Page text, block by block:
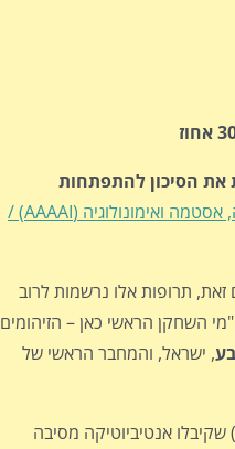
את הסיכון להתפתחות
במפגש השנתי של האקדמיה האמריקאית לאלרגיה, אסטמה ואימונולוגיה (AAAAI) /
זאת, תרופות אלו נרשמות לרוב
"מי השחקן הראשי כאן – הזיהומים
, ישראל, והמחבר הראשי של
אנטיביוטיקה מסיבה